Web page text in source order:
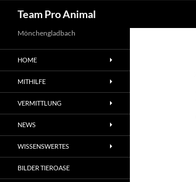
Team Pro Animal
Mönchengladbach
HOME
MITHILFE
VERMITTLUNG
NEWS
WISSENSWERTES
BILDER TIEROASE